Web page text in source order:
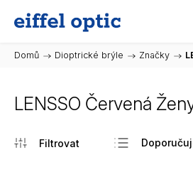
Domů / Dioptrické brýle / Značky /
LENSSO Červená